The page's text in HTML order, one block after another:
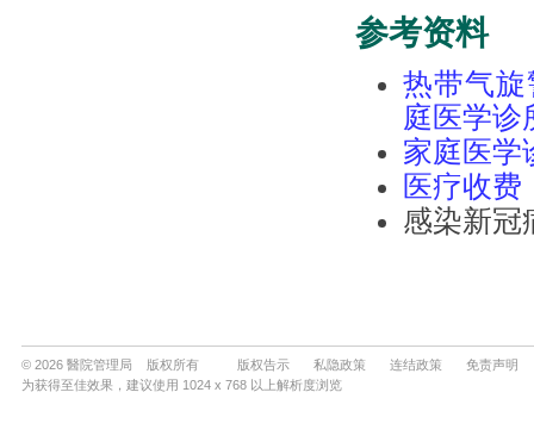
© 2026 醫院管理局 版权所有 版权告示 私隐政策 连结政策
免责声明
为获得至佳效果，建议使用 1024 x 768 以上解析度浏览